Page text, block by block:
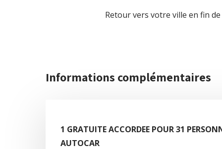
Retour vers votre ville en fin
Informations complémentaires
1 GRATUITE ACCORDEE POUR 31
AUTOCAR